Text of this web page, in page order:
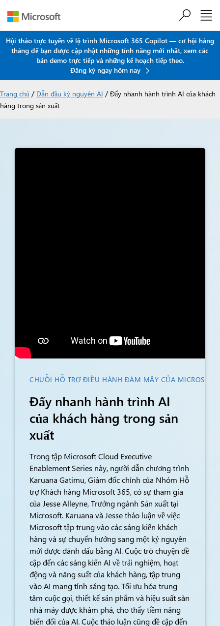
Hội thảo trực tuyến về lộ trình Microsoft 365 Copilot — cơ hội hàng
tháng để bạn được cập nhật những tính năng mới nhất, xem các
bản demo trực tiếp và những kế hoạch tiếp theo.
Đăng ký ngay hôm nay
Trang chủ / Dẫn đầu kỷ nguyên AI /Đẩy nhanh hành trình AI của khách
hàng trong sản xuất
CHUỖI HỖ TRỢ ĐIỀU HÀNH ĐÁM MÂY CỦA MICROSOFT
Đẩy nhanh hành trình AI
của khách hàng trong sản
xuất
Trong tập Microsoft Cloud Executive
Enablement Series này, người dẫn chương trình
Karuana Gatimu, Giám đốc chính của Nhóm Hỗ
trợ Khách hàng Microsoft 365, có sự tham gia
của Jesse Alleyne, Trưởng ngành Sản xuất tại
Microsoft. Karuana và Jesse thảo luận về việc
Microsoft tập trung vào các sáng kiến khách
hàng và sự chuyển hướng sang một kỷ nguyên
mới được đánh dấu bằng AI. Cuộc trò chuyện đề
cập đến các sáng kiến AI về trải nghiệm, hoạt
động và năng suất của khách hàng, tập trung
vào AI mang tính sáng tạo. Tối ưu hóa trung
tâm cuộc gọi, thiết kế sản phẩm và hiệu suất sàn
nhà máy được khám phá, cho thấy tiềm năng
biến đổi của AI. Cuộc thảo luận cũng đề cập đến